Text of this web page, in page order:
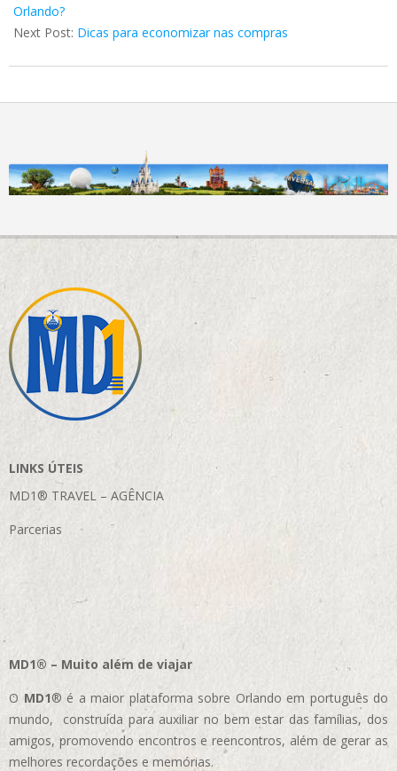
28
Orlando?
Next Post: Dicas para economizar nas compras
LINKS ÚTEIS
MD1® TRAVEL – AGÊNCIA
Parcerias
MD1® – Muito além de viajar
O MD1® é a maior plataforma sobre Orlando em português do
mundo, construída para auxiliar no bem estar das famílias, dos
amigos, promovendo encontros e reencontros, além de gerar as
melhores recordações e memórias.